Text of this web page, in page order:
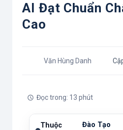
AI Đạt Chuẩn
Cao
Văn Hùng Danh
Đọc trong: 13 phút
Thuộc
Đào Tạo